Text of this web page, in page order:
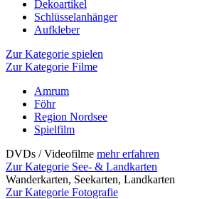
Dekoartikel
Schlüsselanhänger
Aufkleber
Zur Kategorie spielen
Zur Kategorie Filme
Amrum
Föhr
Region Nordsee
Spielfilm
DVDs / Videofilme mehr erfahren
Zur Kategorie See- & Landkarten
Wanderkarten, Seekarten, Landkarten
Zur Kategorie Fotografie